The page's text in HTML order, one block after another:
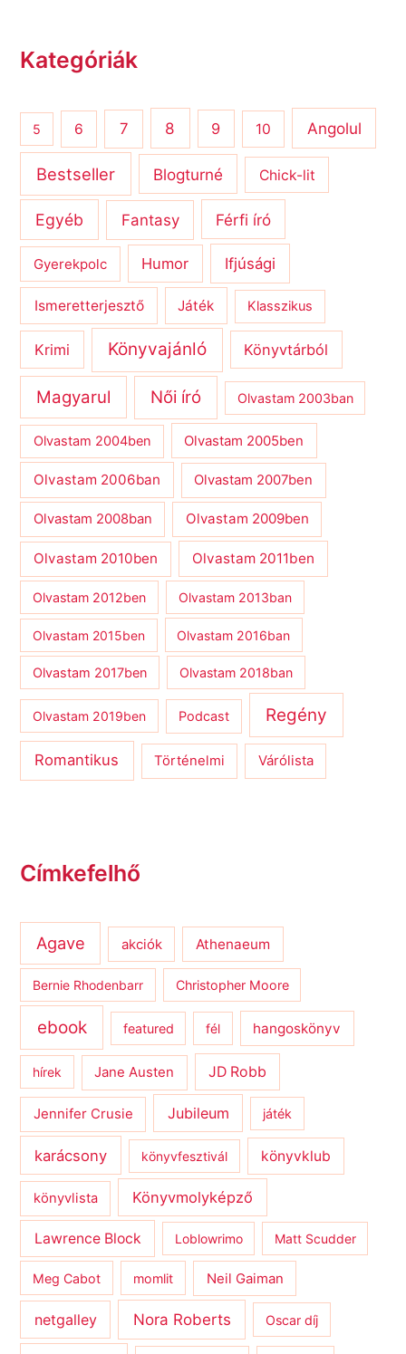
Kategóriák
5 6 7 8 9 10 Angolul
Bestseller Blogturné Chick-lit
Egyéb Fantasy Férfi író
Gyerekpolc Humor Ifjúsági
Ismeretterjesztő Játék Klasszikus
Krimi Könyvajánló Könyvtárból
Magyarul Női író Olvastam 2003ban
Olvastam 2004ben Olvastam 2005ben
Olvastam 2006ban Olvastam 2007ben
Olvastam 2008ban Olvastam 2009ben
Olvastam 2010ben Olvastam 2011ben
Olvastam 2012ben Olvastam 2013ban
Olvastam 2015ben Olvastam 2016ban
Olvastam 2017ben Olvastam 2018ban
Olvastam 2019ben Podcast Regény
Romantikus Történelmi Várólista
Címkefelhő
Agave akciók Athenaeum
Bernie Rhodenbarr Christopher Moore
ebook featured fél hangoskönyv
hírek Jane Austen JD Robb
Jennifer Crusie Jubileum játék
karácsony könyvfesztivál könyvklub
könyvlista Könyvmolyképző
Lawrence Block Loblowrimo Matt Scudder
Meg Cabot momlit Neil Gaiman
netgalley Nora Roberts Oscar díj